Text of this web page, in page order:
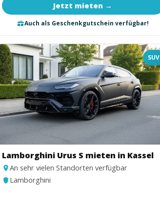
Jetzt mieten →
Auch als Geschenkgutschein verfügbar!
SUV
Lamborghini Urus S mieten in Kassel
An sehr vielen Standorten verfügbar
Lamborghini